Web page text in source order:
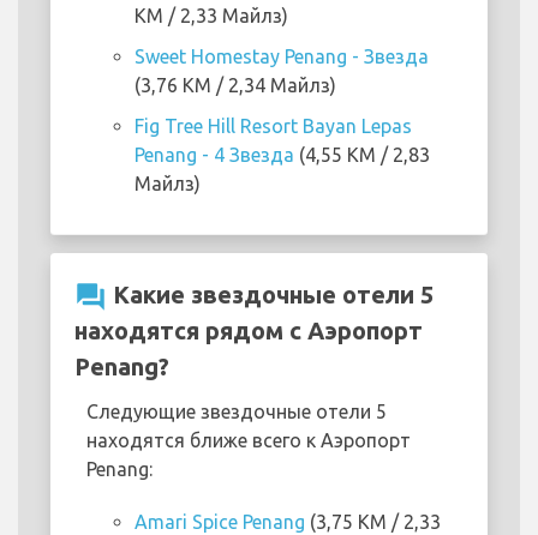
KM / 2,33 Майлз)
Sweet Homestay Penang - Звезда
(3,76 KM / 2,34 Майлз)
Fig Tree Hill Resort Bayan Lepas
Penang - 4 Звезда (4,55 KM / 2,83
Майлз)
question_answer Какие звездочные отели 5
находятся рядом с Аэропорт
Penang?
Следующие звездочные отели 5
находятся ближе всего к Аэропорт
Penang:
Amari Spice Penang (3,75 KM / 2,33